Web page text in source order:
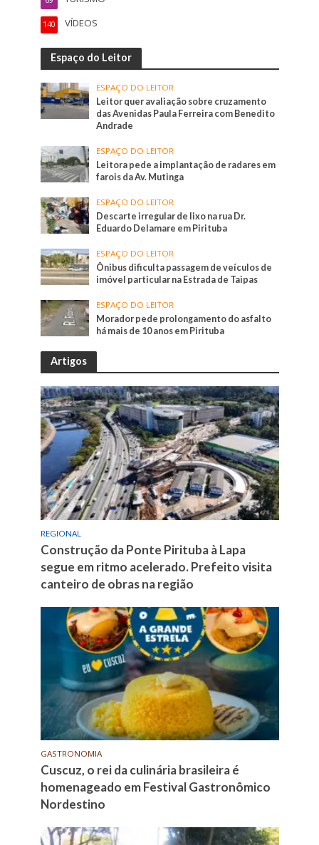
VÍDEOS
140
Espaço do Leitor
ESPAÇO DO LEITOR
Leitor quer avaliação sobre cruzamento
das Avenidas Paula Ferreira com Benedito
Andrade
ESPAÇO DO LEITOR
Leitora pede a implantação de radares em
farois da Av. Mutinga
ESPAÇO DO LEITOR
Descarte irregular de lixo na rua Dr.
Eduardo Delamare em Pirituba
ESPAÇO DO LEITOR
Ônibus dificulta passagem de veículos de
imóvel particular na Estrada de Taipas
ESPAÇO DO LEITOR
Morador pede prolongamento do asfalto
há mais de 10 anos em Pirituba
Artigos
REGIONAL
Construção da Ponte Pirituba à Lapa
segue em ritmo acelerado. Prefeito visita
canteiro de obras na região
GASTRONOMIA
Cuscuz, o rei da culinária brasileira é
homenageado em Festival Gastronômico
Nordestino